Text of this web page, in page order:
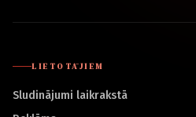
LIETOTĀJIEM
Sludinājumi laikrakstā